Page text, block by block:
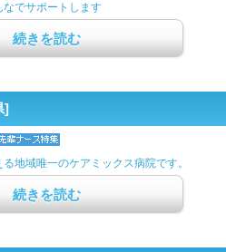
でサポートします
続きを読む
]
地域唯一のケアミックス病院です。
続きを読む